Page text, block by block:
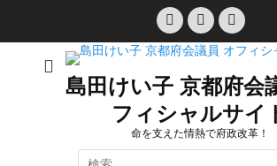
FacebookTwitter YouTube
島田けい子 京都府会
フィシャルサイ
命を支えた情熱で府政改革！
検